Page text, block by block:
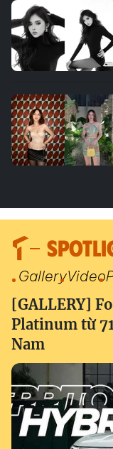
GalleryVideo
[GALLERY]
Platinum từ
Nam